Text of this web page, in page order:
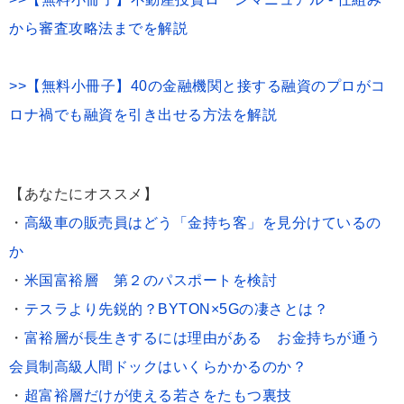
から審査攻略法までを解説
>>【無料小冊子】40の金融機関と接する融資のプロがコ
ロナ禍でも融資を引き出せる方法を解説
【あなたにオススメ】
・ 高級車の販売員はどう「金持ち客」を見分けているの
か
・ 米国富裕層 第２のパスポートを検討
・ テスラより先鋭的？BYTON×5Gの凄さとは？
・ 富裕層が長生きするには理由がある お金持ちが通う
会員制高級人間ドックはいくらかかるのか？
・ 超富裕層だけが使える若さをたもつ裏技